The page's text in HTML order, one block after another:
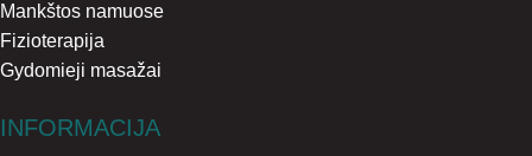
Mankštos namuose
Fizioterapija
Gydomieji masažai
INFORMACIJA